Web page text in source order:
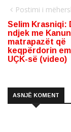
Postimi i
Selim Krasniqi:
ndjek me Kanun
matrapazët që
keqpërdorin
UÇK-së (video)
ASNJË KOMENT